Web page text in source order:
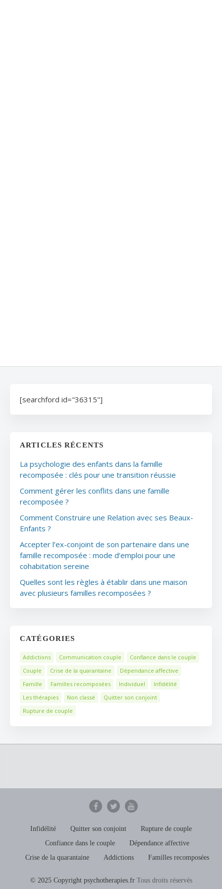
[searchford id="36315"]
ARTICLES RÉCENTS
La psychologie des enfants dans la famille
recomposée : clés pour une transition réussie
Comment gérer les conflits dans une famille
recomposée ?
Comment Construire une Relation avec ses Beaux-
Enfants ?
Accepter l’ex-conjoint de son partenaire dans une
famille recomposée : mode d’emploi pour une
cohabitation sereine
Quelles sont les règles à établir dans une maison
avec plusieurs familles recomposées ?
CATÉGORIES
Addictions Communication couple
Confiance dans le couple
Couple
Crise de la quarantaine
Dépendance affective
Famille
Familles recomposées Individuel
Infidélité
Les thérapies
Non classé
Quitter son conjoint
Rupture de couple
Infidélité Quitter son conjoint
Rupture de couple
Confiance dans le couple
Dépendance affective
Crise de la quarantaine
Addictions Familles recomposées
© 2025 Copyright psychotherapies.frTous droits réservés